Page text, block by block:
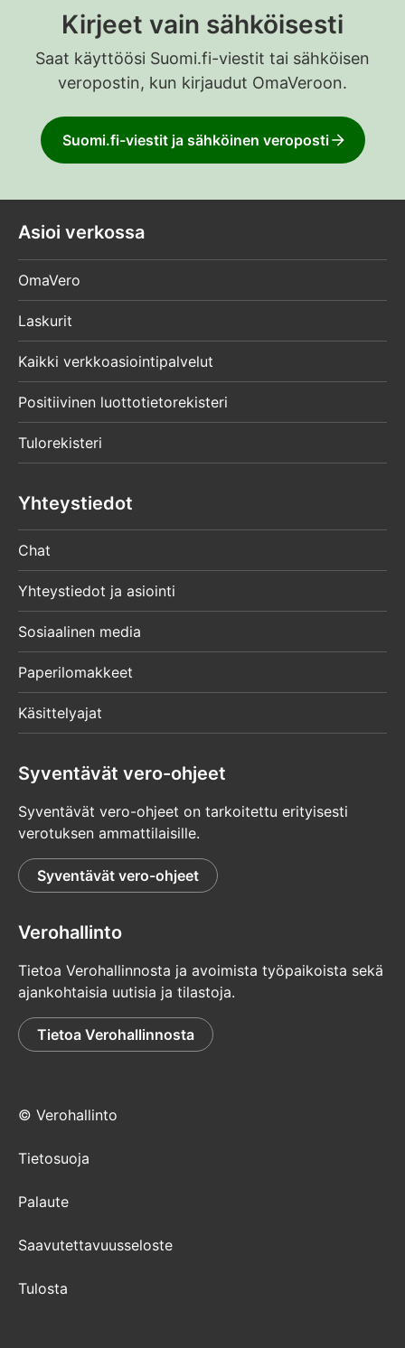
Kirjeet vain sähköisesti
Saat käyttöösi Suomi.fi-viestit tai sähköisen
veropostin, kun kirjaudut OmaVeroon.
Suomi.fi-viestit ja sähköinen veroposti
Asioi verkossa
OmaVero
Laskurit
Kaikki verkkoasiointipalvelut
Positiivinen luottotietorekisteri
Tulorekisteri
Yhteystiedot
Chat
Yhteystiedot ja asiointi
Sosiaalinen media
Paperilomakkeet
Käsittelyajat
Syventävät vero-ohjeet
Syventävät vero-ohjeet on tarkoitettu erityisesti
verotuksen ammattilaisille.
Syventävät vero-ohjeet
Verohallinto
Tietoa Verohallinnosta ja avoimista työpaikoista sekä
ajankohtaisia uutisia ja tilastoja.
Tietoa Verohallinnosta
© Verohallinto
Tietosuoja
Palaute
Saavutettavuusseloste
Tulosta